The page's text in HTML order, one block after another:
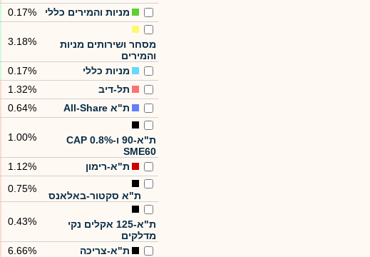
מניות והמירים כללי
0.17%
מסחר ושירותים מניות
והמירים
3.18%
מניות כללי 0.17%
תל-דיב
1.32%
ת"א All-Share
0.64%
ת"א-90 ו-CAP 0.8%
SME60
1.00%
ת"א-רימון 1.12%
ת"א סקטור-באלאנס
0.75%
ת"א-125 אקלים נקי
מדלקים
0.43%
ת"א-צריכה 6.66%